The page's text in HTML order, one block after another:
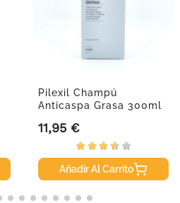
Pilexil Champú
Anticaspa Grasa 300ml
Precio
11,95 €
Añadir Al Carrito